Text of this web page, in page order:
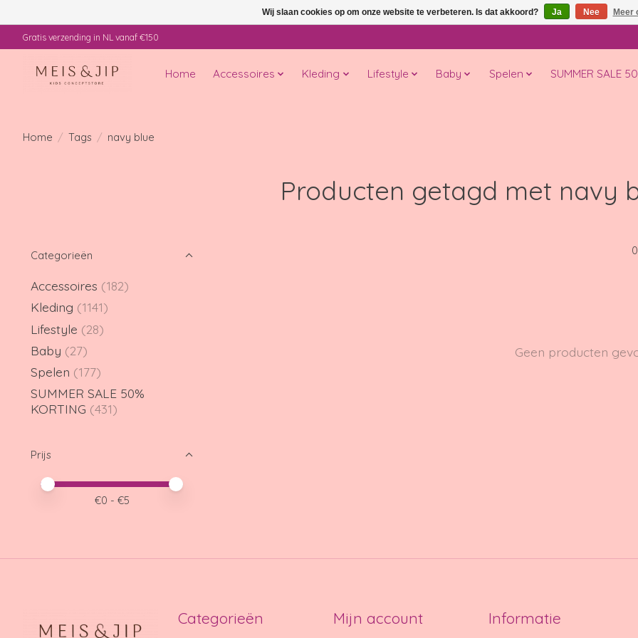
Gratis verzending in NL vanaf €150
Home Accessoires Kleding Lifestyle Baby Spelen SUMMER SALE
Home / Tags / navy blue
Producten getagd met navy
Categorieën
Accessoires (182)
Kleding (1141)
Lifestyle (28)
Baby (27)
Spelen (177)
SUMMER SALE 50%
KORTING (431)
Prijs
Minimale prijswaarde
Price maximum value
€0 - €5
Geen producten
Categorieën Mijn account Informatie
Wij slaan cookies op om onze website te verbeteren. Is dat akkoord? Ja Nee Meer